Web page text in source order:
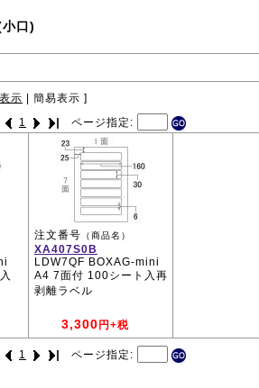
口)
示 簡易表示 ]
1 ページ指定:
注文番号 （商品名）
XA407S0B
LDW7QF BOXAG-mini
A4 7面付 100シート入再
剥離ラベル
3,300 円+税
1 ページ指定: